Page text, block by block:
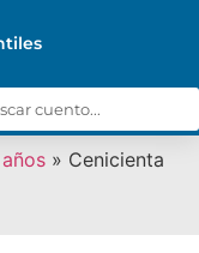
» Cenicienta